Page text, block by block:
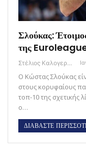
Σλούκας:
της
Στέλιος Καλογεράς
Ο Κώστας Σλούκας
στους κορυφαίους
τοπ-10 της σχετικής
ο…
ΔΙΑΒΑΣΤΕ